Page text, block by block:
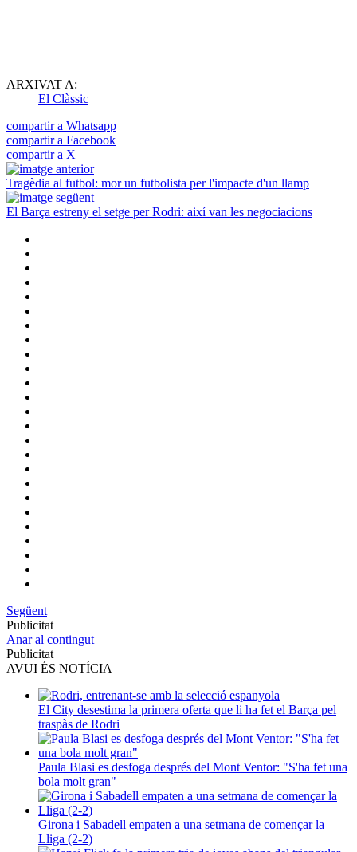
ARXIVAT A:
El Clàssic
compartir a Whatsapp
compartir a Facebook
compartir a X
Tragèdia al futbol: mor un futbolista per l'impacte d'un llamp
El Barça estreny el setge per Rodri: així van les negociacions
Següent
Publicitat
Anar al contingut
Publicitat
AVUI ÉS NOTÍCIA
El City desestima la primera oferta que li ha fet el Barça pel
traspàs de Rodri
Paula Blasi es desfoga després del Mont Ventor: "S'ha fet una
bola molt gran"
Girona i Sabadell empaten a una setmana de començar la
Lliga (2-2)